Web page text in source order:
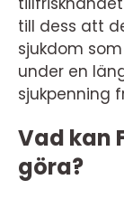
till dess att
sjukdom
under en
sjukpenning
Vad kan
göra?